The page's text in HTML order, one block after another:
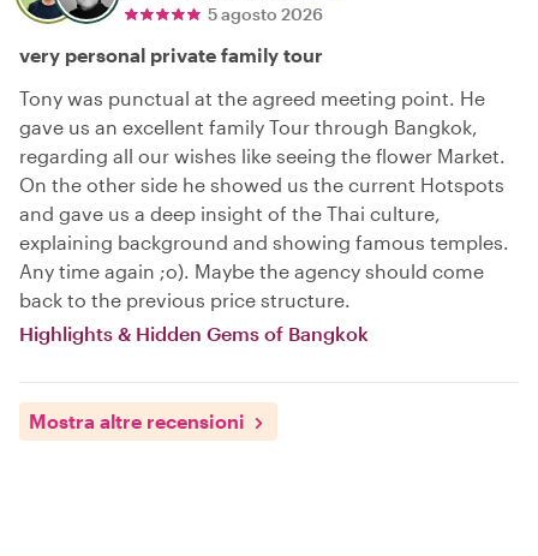
5 agosto 2026
very personal private family tour
Tony was punctual at the agreed meeting point. He
gave us an excellent family Tour through Bangkok,
regarding all our wishes like seeing the flower Market.
On the other side he showed us the current Hotspots
and gave us a deep insight of the Thai culture,
explaining background and showing famous temples.
Any time again ;o). Maybe the agency should come
back to the previous price structure.
Highlights & Hidden Gems of Bangkok
Mostra altre recensioni